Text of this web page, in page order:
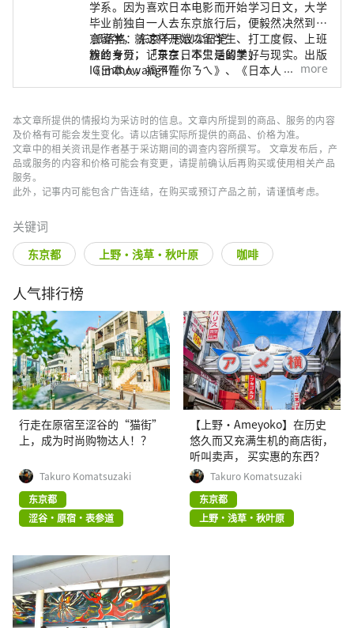
学系。因为喜欢日本电影而开始学习日文，大学
毕业前独自一人去东京旅行后，便毅然决然到东
京留学，就这样开始以留学生、打工度假、上班
族的身分，记录在日本生活的美好与现实。出版
《日本人，搞不懂你ㄋㄟ》、《日本人，你不累
吗？》、《东京美好散策》、《东京时时刻
籍。曾任日本时尚杂誌日文编辑、多次为日本观
光局、日本各县市机关及企业撰写旅文并担任讲
师，推广日本旅游及文化，现为MATCHA繁体版
总编辑。
部落格：东京不思议な日记
粉丝专页：「东京，不只是留学」
IG:mihowang47
more
本文章所提供的情报均为采访时的信息。文章内所提到的商品、服务的内容
及价格有可能会发生变化。请以店铺实际所提供的商品、价格为准。
文章中的相关资讯是作者基于采访期间的调查内容所撰写。 文章发布后，产
品或服务的内容和价格可能会有变更，请提前确认后再购买或使用相关产品
服务。
此外，记事内可能包含广告连结，在购买或预订产品之前，请谨慎考虑。
关键词
东京都 上野・浅草・秋叶原 咖啡
人气排行榜
行走在原宿至涩谷的“猫街”
上，成为时尚购物达人！？
Takuro Komatsuzaki
东京都
涩谷・原宿・表参道
【上野·Ameyoko】在历史
悠久而又充满生机的商店街，
听叫卖声， 买实惠的东西？
Takuro Komatsuzaki
东京都
上野・浅草・秋叶原